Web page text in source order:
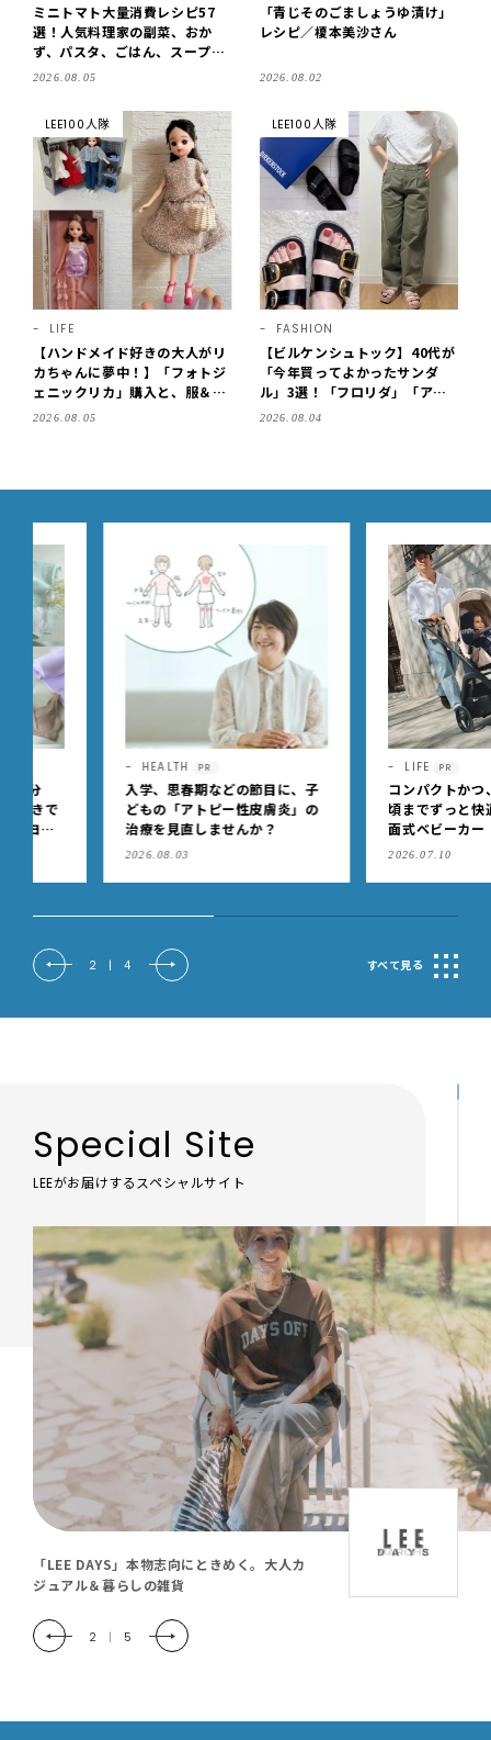
ミニトマト大量消費レシピ57
選！人気料理家の副菜、おか
ず、パスタ、ごはん、スープま
で【保存版】
2026.08.05
「青じそのごましょうゆ漬け」
レシピ／榎本美沙さん
2026.08.02
LEE100人隊
LIFE
【ハンドメイド好きの大人がリ
カちゃんに夢中！】「フォトジ
ェニックリカ」購入と、服＆ク
ローゼットの手づくり実例をご
2026.08.05
LEE100人隊
FASHION
【ビルケンシュトック】40代が
「今年買ってよかったサンダ
ル」3選！「フロリダ」「アリ
ゾナ」の履き心地＆サイズ選び
2026.08.04
PR
入学、思春期などの節目に、子
どもの「アトピー性皮膚炎」の
治療を見直しませんか？
コンパクトかつ、新生児か
頃までずっと快適に使える
面式ベビーカー
2 | 4 すべて見る
Special Site
LEEがお届けするスペシャルサイト
「LEE DAYS」本物志向にときめく。大人カ
ジュアル＆暮らしの雑貨
2 | 5